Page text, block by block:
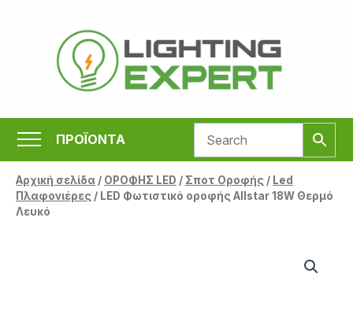
περιεχόμενο
ΠΡΟΪΟΝΤΑ
Αρχική σελίδα/ ΟΡΟΦΗΣ LED / Σποτ Οροφής / Led
Πλαφονιέρες / LED Φωτιστικό οροφής Allstar 18W Θερμό
Λευκό